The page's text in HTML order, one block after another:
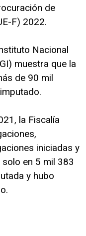
de
F) 2022.
Nacional
muestra que la
de 90 mil
la Fiscalía
iniciadas y
en 5 mil 383
y hubo